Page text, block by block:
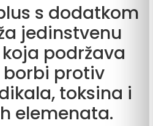
s dodatkom
jedinstvenu
podržava
protiv
toksina i
elemenata.